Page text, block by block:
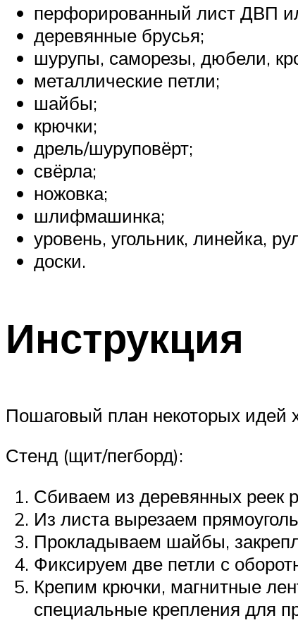
перфорированный лист ДВП
деревянные брусья;
шурупы, саморезы, дюбели,
металлические петли;
шайбы;
крючки;
дрель/шуруповёрт;
свёрла;
ножовка;
шлифмашинка;
уровень, угольник, линейка,
доски.
Инструкция
Пошаговый план некоторых идей
Стенд (щит/пегборд):
Сбиваем из деревянных реек
Из листа вырезаем
Прокладываем шайбы,
Фиксируем две петли с
Крепим крючки, магнитные
специальные крепления для